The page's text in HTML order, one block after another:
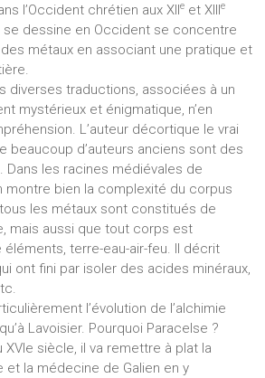
l’Occident chrétien aux XIIe et XIIIe
se dessine en Occident se concentre
métaux en associant une pratique et
diverses traductions, associées à un
mystérieux et énigmatique, n’en
L’auteur décortique le vrai
beaucoup d’auteurs anciens sont des
Dans les racines médiévales de
montre bien la complexité du corpus
les métaux sont constitués de
mais aussi que tout corps est
terre-eau-air-feu. Il décrit
ont fini par isoler des acides minéraux,
l’évolution de l’alchimie
Lavoisier. Pourquoi Paracelse ?
XVIe siècle, il va remettre à plat la
et la médecine de Galien en y